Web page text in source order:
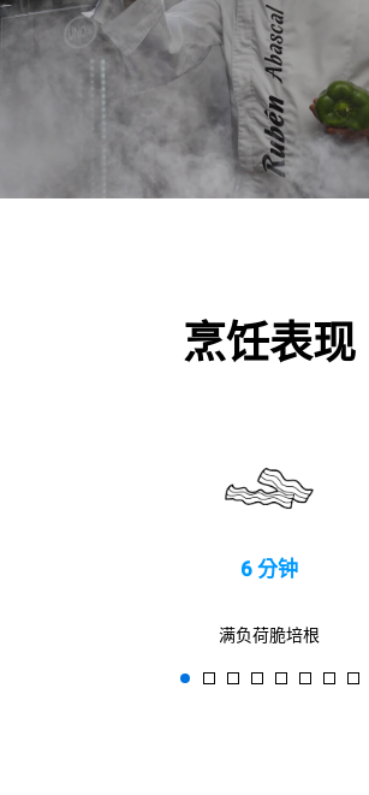
烹饪表现
6 分钟
满负荷脆培根